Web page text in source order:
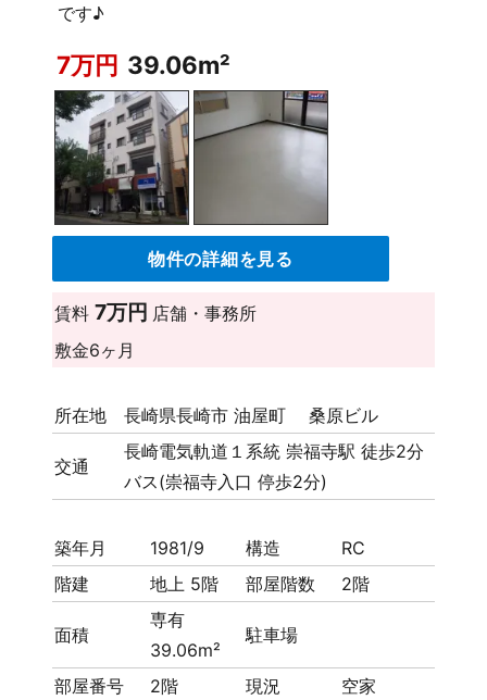
です♪
7万円 39.06m²
物件の詳細を見る
賃料 7万円 店舗・事務所
敷金6ヶ月
所在地 長崎県長崎市 油屋町 桑原ビル
交通
長崎電気軌道１系統 崇福寺駅 徒歩2分
バス(崇福寺入口 停歩2分)
築年月 1981/9 構造
RC
階建
地上 5階 部屋階数 2階
面積
専有
39.06m²
駐車場
部屋番号 2階 現況 空家